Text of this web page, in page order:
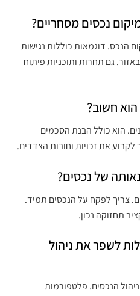
נכסים מסחריים?
הנכס. דוגמאות כוללות נגישות
גם תחרות ותוכניות פיתוח
חשוב?
הוא כולל הבנת הסכמים
לקבוע את זכויות וחובות הצדדים.
של נכסים?
צריך לפקח על הנכסים תמיד.
תחזוקה נכון.
לשפר את ניהול
הנכסים. פלטפורמות